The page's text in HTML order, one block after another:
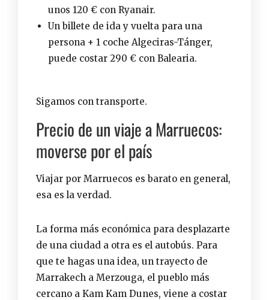
unos 120 € con Ryanair.
Un billete de ida y vuelta para una
persona + 1 coche Algeciras-Tánger,
puede costar 290 € con Balearia.
Sigamos con transporte.
Precio de un viaje a Marruecos:
moverse por el país
Viajar por Marruecos es barato en general,
esa es la verdad.
La forma más económica para desplazarte
de una ciudad a otra es el autobús. Para
que te hagas una idea, un trayecto de
Marrakech a Merzouga, el pueblo más
cercano a Kam Kam Dunes, viene a costar